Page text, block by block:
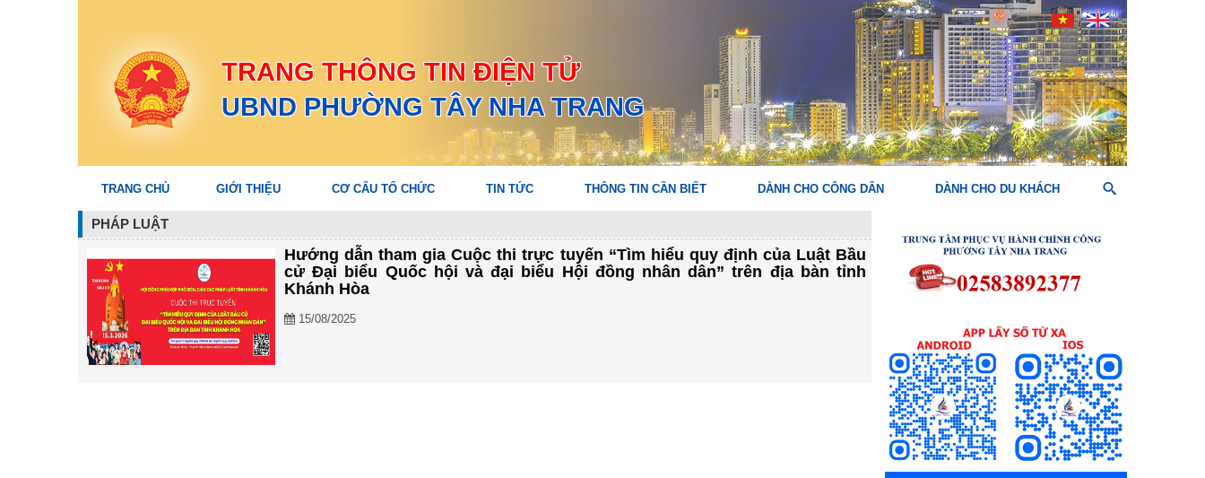
TRANG THÔNG TIN ĐIỆN TỬ
UBND PHƯỜNG TÂY NHA TRANG
TRANG CHỦ GIỚI THIỆU CƠ CẤU TỔ CHỨC TIN TỨC THÔNG TIN CẦN BIẾT DÀNH CHO CÔNG DÂN DÀNH CHO DU KHÁCH
PHÁP LUẬT
Hướng dẫn tham gia Cuộc thi trực tuyến “Tìm hiểu quy định của Luật Bầu
cử Đại biểu Quốc hội và đại biểu Hội đồng nhân dân” trên địa bàn tỉnh
Khánh Hòa
15/08/2025